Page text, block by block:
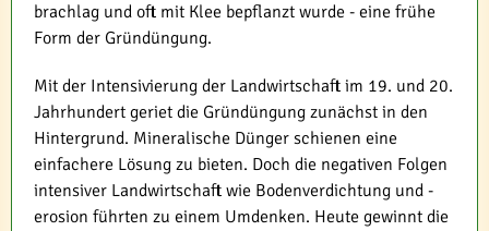
brachlag und oft mit Klee bepflanzt wurde - eine frühe
Form der Gründüngung.
Mit der Intensivierung der Landwirtschaft im 19. und 20.
Jahrhundert geriet die Gründüngung zunächst in den
Hintergrund. Mineralische Dünger schienen eine
einfachere Lösung zu bieten. Doch die negativen Folgen
intensiver Landwirtschaft wie Bodenverdichtung und -
erosion führten zu einem Umdenken. Heute gewinnt die